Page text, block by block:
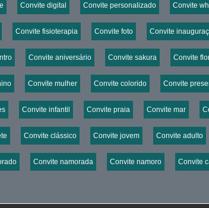
Convite digital Convite personalizado Convite
Convite fisioterapia Convite foto Convite
Convite aniversário Convite sakura Convite
Convite mulher Convite colorido Convite
Convite infantil Convite praia Convite mar
Convite clássico Convite jovem Convite adulto
Convite namorada Convite namoro Convite